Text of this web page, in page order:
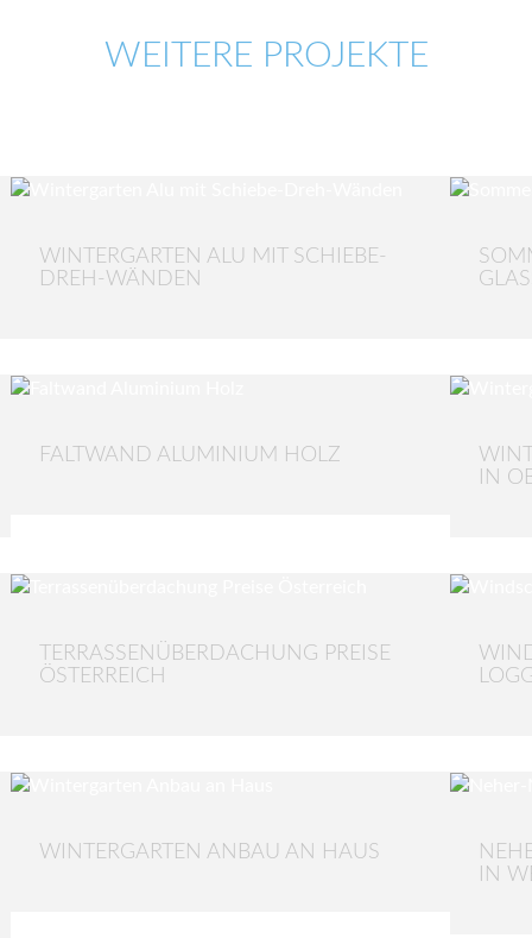
WEITERE PROJEKTE
WINTERGARTEN ALU MIT SCHIEBE-
DREH-WÄNDEN
FALTWAND ALUMINIUM HOLZ
IN
TERRASSENÜBERDACHUNG PREISE
ÖSTERREICH
WINTERGARTEN ANBAU AN HAUS
IN